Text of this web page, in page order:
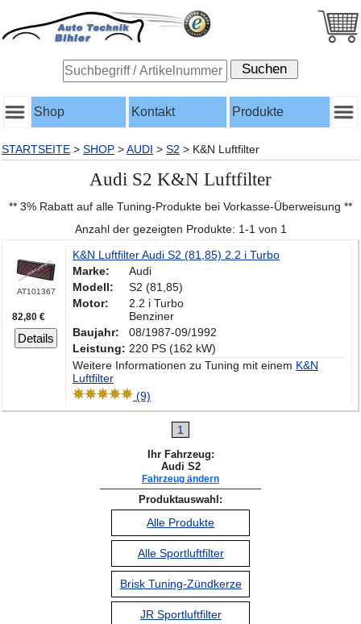
Shop Kontakt Produkte
STARTSEITE > SHOP >AUDI > S2 > K&N Luftfilter
Audi S2 K&N Luftfilter
** 3% Rabatt auf alle Tuning-Produkte bei Vorkasse-Überweisung **
Anzahl der gezeigten Produkte: 1-1 von 1
AT101367
82,80 €
Details
K&N Luftfilter Audi S2 (81,85) 2.2 i Turbo
Marke:
Audi
Modell:
S2 (81,85)
Motor:
2.2 i Turbo
Benziner
Baujahr:
08/1987-09/1992
Leistung: 220 PS (162 kW)
Weitere Informationen zu Tuning mit einem K&N
Luftfilter
(9)
1
Ihr Fahrzeug:
Audi S2
Fahrzeug ändern
Produktauswahl:
Alle Produkte
Alle Sportluftfilter
Brisk Tuning-Zündkerze
JR Sportluftfilter